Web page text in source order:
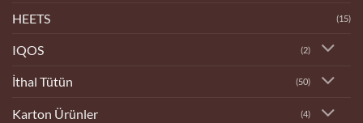
HEETS (15)
IQOS (2)
İthal Tütün (50)
Karton Ürünler (4)